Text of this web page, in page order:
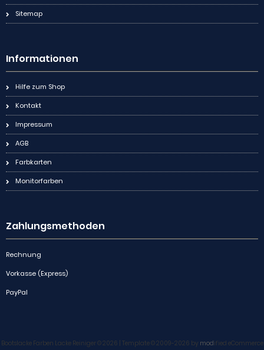
Sitemap
Informationen
Hilfe zum Shop
Kontakt
Impressum
AGB
Farbkarten
Monitorfarben
Zahlungsmethoden
Rechnung
Vorkasse (Express)
PayPal
Bootslacke Farben Lacke Reiniger © 2026 | Template © 2009-2026 by modified eCommerce